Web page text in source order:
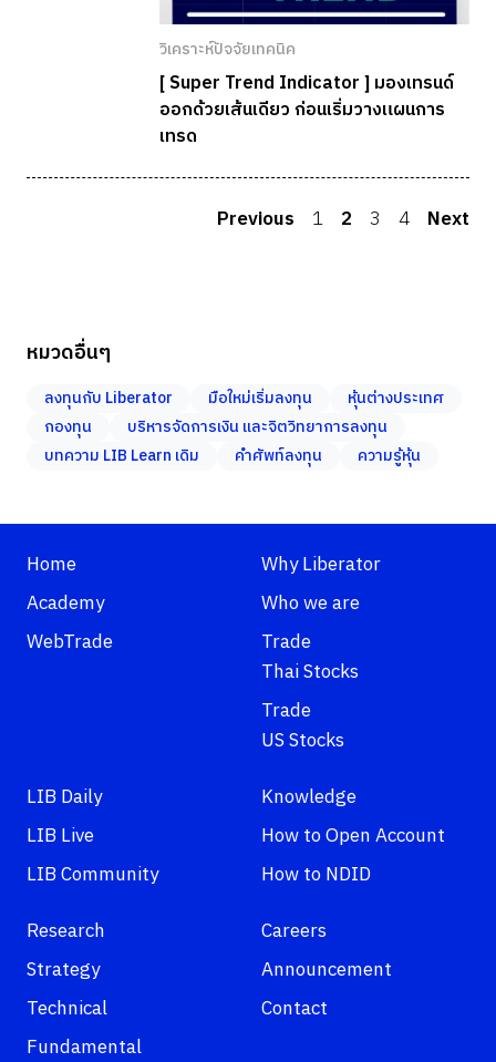
วิเคราะห์ปัจจัยเทคนิค
[ Super Trend Indicator ] มองเทรนด์
ออกด้วยเส้นเดียว ก่อนเริ่มวางแผนการ
เทรด
Previous 1 2 3 4 Next
หมวดอื่นๆ
ลงทุนกับ Liberator มือใหม่เริ่มลงทุน
หุ้นต่างประเทศ
กองทุน
บริหารจัดการเงิน และจิตวิทยาการลงทุน
บทความ LIB Learn เดิม
คำศัพท์ลงทุน ความรู้หุ้น
Home
Academy
WebTrade
Why Liberator
Who we are
Trade
Thai Stocks
Trade
US Stocks
LIB Daily
LIB Live
LIB Community
Knowledge
How to Open Account
How to NDID
Research
Strategy
Technical
Fundamental
Careers
Announcement
Contact